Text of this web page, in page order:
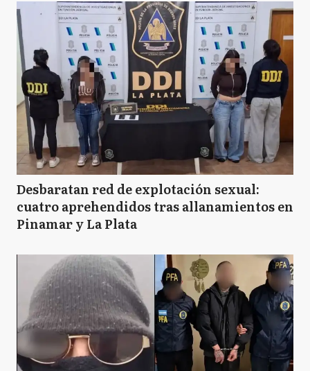
Desbaratan red de explotación sexual:
cuatro aprehendidos tras allanamientos en
Pinamar y La Plata